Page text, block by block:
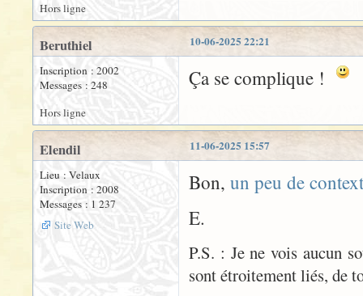
Hors ligne
10-06-2025 22:21
Beruthiel
Inscription : 2002
Messages : 248
Ça se complique !
Hors ligne
11-06-2025 15:57
Elendil
Lieu : Velaux
Inscription : 2008
Messages : 1 237
Site Web
Bon, un peu de
E.
P.S. : Je ne vois aucun
sont étroitement liés, de